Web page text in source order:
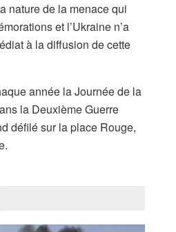
nature de la menace qui
et l’Ukraine n’a
à la diffusion de cette
année la Journée de la
la Deuxième Guerre
défilé sur la place Rouge,